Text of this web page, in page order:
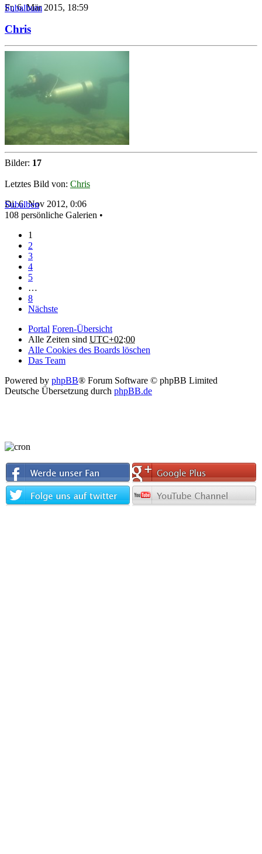
Fr, 6. Mär 2015, 18:59
Subalbum
Chris
Bilder: 17
Letztes Bild von: Chris
Di, 6. Nov 2012, 0:06
Subalben
108 persönliche Galerien •
1
2
3
4
5
…
8
Nächste
Portal Foren-Übersicht
Alle Zeiten sind UTC+02:00
Alle Cookies des Boards löschen
Das Team
Powered by phpBB® Forum Software © phpBB Limited
Deutsche Übersetzung durch phpBB.de